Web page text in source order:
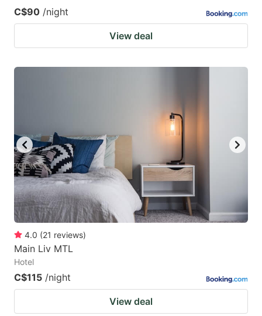
C$90 /night
View deal
4.0 (21 reviews)
Main Liv MTL
Hotel
C$115 /night
View deal